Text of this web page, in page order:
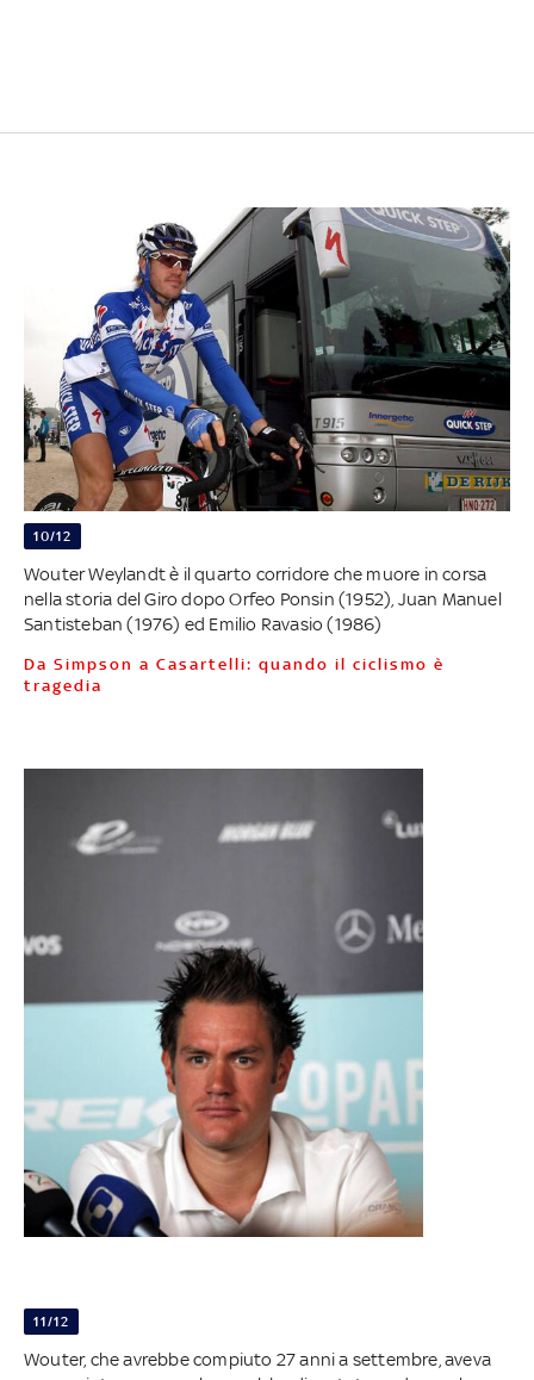
10/12
Wouter Weylandt è il quarto corridore che muore in corsa
nella storia del Giro dopo Orfeo Ponsin (1952), Juan Manuel
Santisteban (1976) ed Emilio Ravasio (1986)
Da Simpson a Casartelli: quando il ciclismo è
tragedia
11/12
Wouter, che avrebbe compiuto 27 anni a settembre, aveva